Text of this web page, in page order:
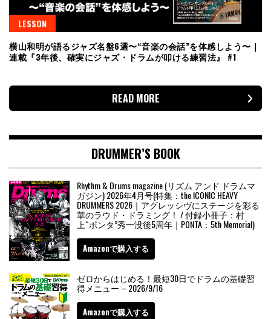
LESSON
横山和明が語るジャズ名盤6選〜“音楽の会話”を体感しよう〜｜
連載『3年後、確実にジャズ・ドラムが叩ける練習法』 #1
READ MORE
DRUMMER’S BOOK
Rhythm & Drums magazine (リズム アンド ドラムマ
ガジン) 2026年4月号(特集：the ICONIC HEAVY
DRUMMERS 2026｜アグレッシヴにステージを彩る
華のラウド・ドラミング！ / 付録小冊子：村
上“ポンタ”秀一没後5周年｜PONTA：5th Memorial)
Amazonで購入する
ゼロからはじめる！最短30日でドラムの基礎習
得メニュー – 2026/9/16
Amazonで購入する